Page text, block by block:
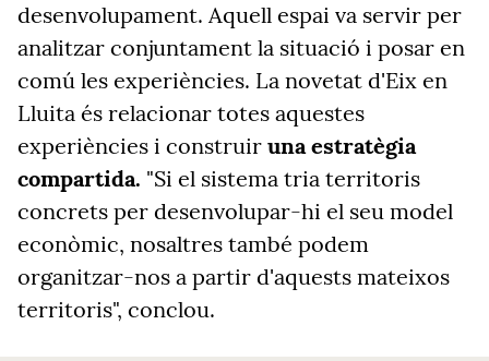
desenvolupament. Aquell espai va servir per
analitzar conjuntament la situació i posar en
comú les experiències. La novetat d'Eix en
Lluita és relacionar totes aquestes
experiències i construir una estratègia
compartida. "Si el sistema tria territoris
concrets per desenvolupar-hi el seu model
econòmic, nosaltres també podem
organitzar-nos a partir d'aquests mateixos
territoris", conclou.